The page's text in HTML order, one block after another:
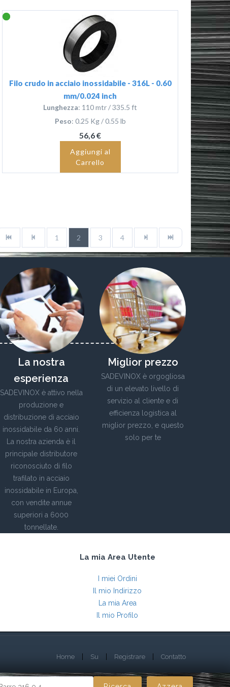
Filo crudo in acciaio inossidabile - 316L - 0.60
mm/0.024 inch
Lunghezza: 110 mtr / 335.5 ft
Peso: 0.25 Kg / 0.55 lb
56,6 €
Aggiungi al
Carrello
1 2 3 4
La nostra
esperienza
SADEVINOX è attivo nella
produzione e
distribuzione di acciaio
inossidabile da 60 anni.
La nostra azienda è il
principale distributore
riconosciuto di filo
trafilato in acciaio
inossidabile in Europa,
con vendite annue
superiori a 6000
tonnellate.
Miglior prezzo
SADEVINOX è orgogliosa
di un elevato livello di
servizio al cliente e di
efficienza logistica al
miglior prezzo, e questo
solo per te
La mia Area Utente
I miei Ordini
Il mio Indirizzo
La mia Area
Il mio Profilo
Home Su Registrare Contatto